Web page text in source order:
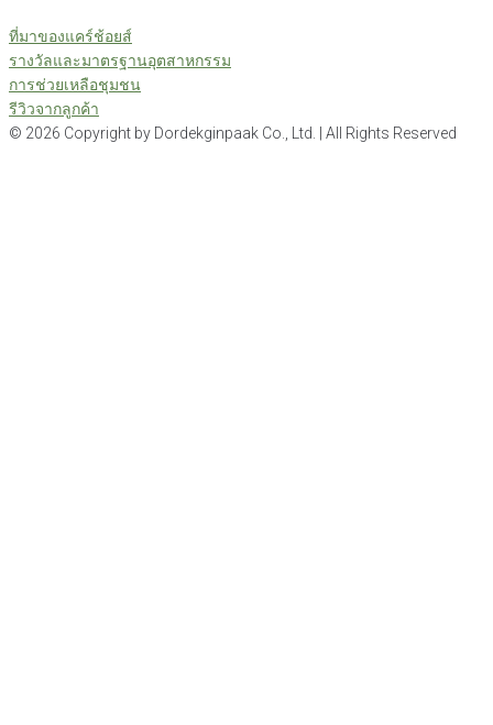
ที่มาของแคร์ช้อยส์
รางวัลและมาตรฐานอุตสาหกรรม
การช่วยเหลือชุมชน
รีวิวจากลูกค้า
© 2026 Copyright by Dordekginpaak Co., Ltd. | All Rights Reserved